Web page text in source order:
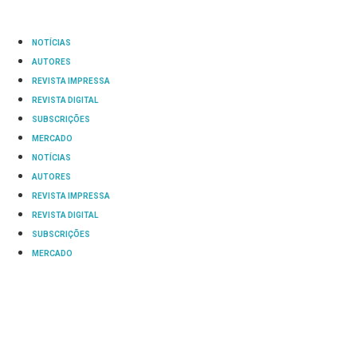
NOTÍCIAS
AUTORES
REVISTA IMPRESSA
REVISTA DIGITAL
SUBSCRIÇÕES
MERCADO
NOTÍCIAS
AUTORES
REVISTA IMPRESSA
REVISTA DIGITAL
SUBSCRIÇÕES
MERCADO